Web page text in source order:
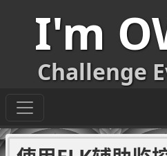
I'm
Challenge